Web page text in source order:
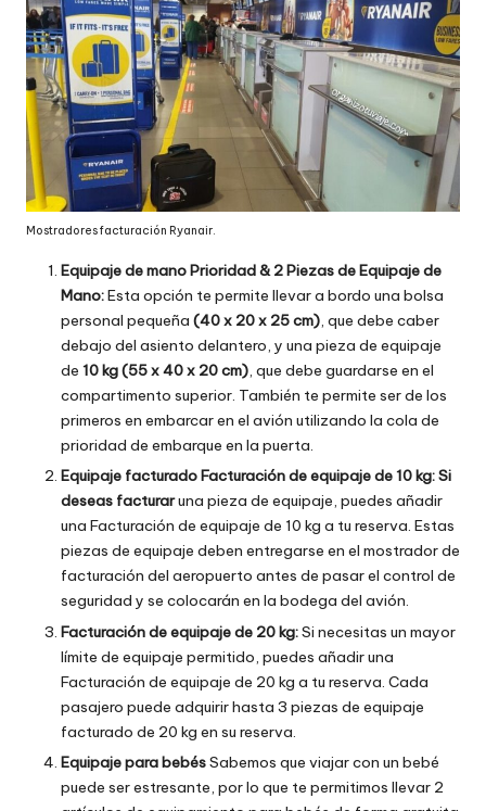
Mostradores facturación Ryanair.
Equipaje de mano Prioridad & 2 Piezas de Equipaje de
Mano:Esta opción te permite llevar a bordo una bolsa
personal pequeña (40 x 20 x 25 cm), que debe caber
debajo del asiento delantero, y una pieza de equipaje
de 10 kg (55 x 40 x 20 cm), que debe guardarse en el
compartimento superior. También te permite ser de los
primeros en embarcar en el avión utilizando la cola de
prioridad de embarque en la puerta.
Equipaje facturado Facturación de equipaje de 10 kg: Si
deseas facturaruna pieza de equipaje, puedes añadir
una Facturación de equipaje de 10 kg a tu reserva. Estas
piezas de equipaje deben entregarse en el mostrador de
facturación del aeropuerto antes de pasar el control de
seguridad y se colocarán en la bodega del avión.
Facturación de equipaje de 20 kg:Si necesitas un mayor
límite de equipaje permitido, puedes añadir una
Facturación de equipaje de 20 kg a tu reserva. Cada
pasajero puede adquirir hasta 3 piezas de equipaje
facturado de 20 kg en su reserva.
Equipaje para bebésSabemos que viajar con un bebé
puede ser estresante, por lo que te permitimos llevar 2